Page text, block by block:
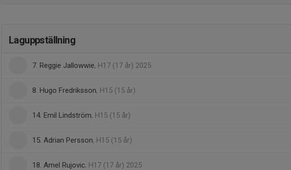
Laguppställning
7. Reggie Jallowwie, H17 (17 år) 2025
8. Hugo Fredriksson, H15 (15 år)
14. Emil Lindström, H15 (15 år)
15. Adrian Persson, H15 (15 år)
18. Amel Rujovic, H17 (17 år) 2025